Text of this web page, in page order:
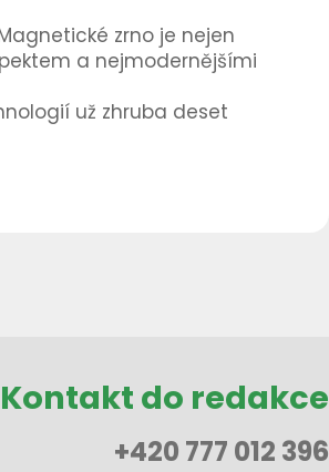
zrno je nejen
a nejmodernějšími
už zhruba deset
Kontakt do redakce
+420 777 012 396